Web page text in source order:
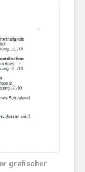
grafischer